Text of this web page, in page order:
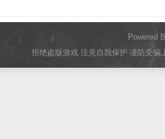
Powered
拒绝盗版游戏 注意自我保护 谨防受